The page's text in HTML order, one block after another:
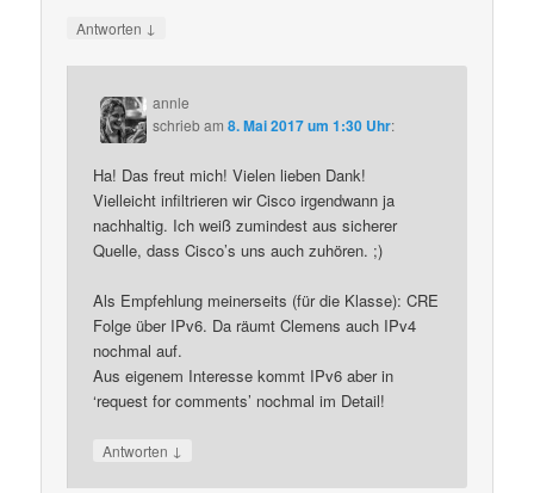
Antworten ↓
annle
schriebam8. Mai 2017 um 1:30 Uhr:
Ha! Das freut mich! Vielen lieben Dank!
Vielleicht infiltrieren wir Cisco irgendwann ja
nachhaltig. Ich weiß zumindest aus sicherer
Quelle, dass Cisco’s uns auch zuhören. ;)
Als Empfehlung meinerseits (für die Klasse): CRE
Folge über IPv6. Da räumt Clemens auch IPv4
nochmal auf.
Aus eigenem Interesse kommt IPv6 aber in
‘request for comments’ nochmal im Detail!
Antworten ↓